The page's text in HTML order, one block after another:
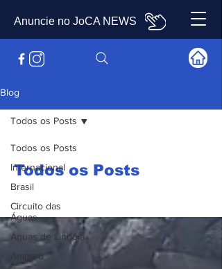
Anuncie no JoCA NEWS
Blog
Todos os Posts
Internacional
Brasil
Circuito das
Águas
Águas de Lindóia
Amparo
Todos os Posts
Todos os Posts